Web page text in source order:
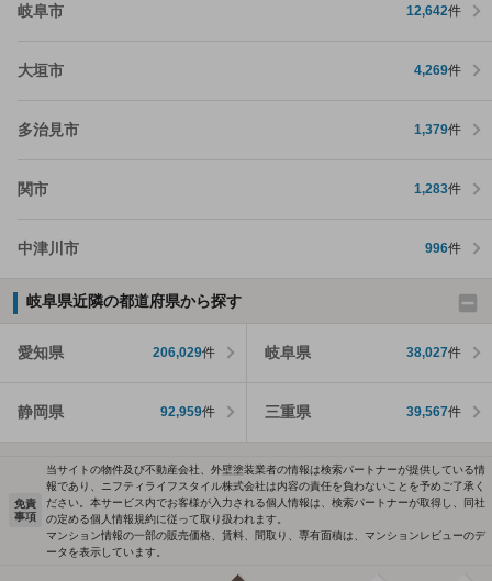
岐阜市 12,642件
大垣市 4,269件
多治見市 1,379件
関市 1,283件
中津川市 996件
岐阜県近隣の都道府県から探す
愛知県 206,029件 岐阜県 38,027件
静岡県 92,959件 三重県 39,567件
免責
事項
当サイトの物件及び不動産会社、外壁塗装業者の情報は検索パートナーが提供している情
報であり、ニフティライフスタイル株式会社は内容の責任を負わないことを予めご了承く
ださい。本サービス内でお客様が入力される個人情報は、検索パートナーが取得し、同社
の定める個人情報規約に従って取り扱われます。
マンション情報の一部の販売価格、賃料、間取り、専有面積は、マンションレビューのデ
ータを表示しています。